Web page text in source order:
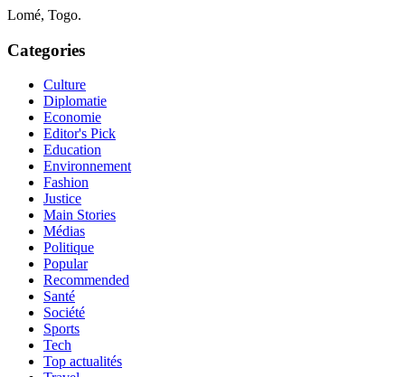
Lomé, Togo.
Categories
Culture
Diplomatie
Economie
Editor's Pick
Education
Environnement
Fashion
Justice
Main Stories
Médias
Politique
Popular
Recommended
Santé
Société
Sports
Tech
Top actualités